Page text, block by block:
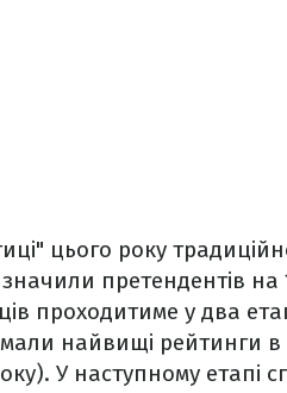
цього року
претендентів
проходитиме у два
найвищі рейтинги в
У наступному етапі